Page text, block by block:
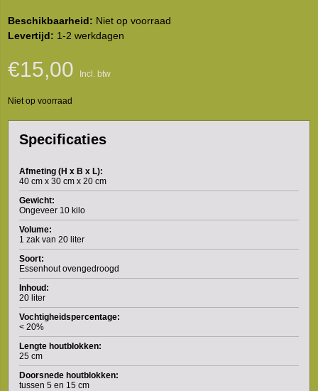
Beschikbaarheid: Niet op voorraad
Levertijd: 1-2 werkdagen
€15,00 Incl. btw
Niet op voorraad
Specificaties
Afmeting (H x B x L):
40 cm x 30 cm x 20 cm
Gewicht:
Ongeveer 10 kilo
Volume:
1 zak van 20 liter
Soort:
Essenhout ovengedroogd
Inhoud:
20 liter
Vochtigheidspercentage:
< 20%
Lengte houtblokken:
25 cm
Doorsnede houtblokken:
tussen 5 en 15 cm